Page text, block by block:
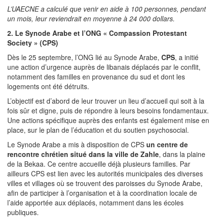
L’UAECNE a calculé que venir en aide à 100 personnes, pendant
un mois, leur reviendrait en moyenne à 24 000 dollars.
2. Le Synode Arabe et l’ONG « Compassion Protestant
Society » (CPS)
Dès le 25 septembre, l’ONG lié au Synode Arabe, CPS, a initié
une action d’urgence auprès de libanais déplacés par le conflit,
notamment des familles en provenance du sud et dont les
logements ont été détruits.
L’objectif est d’abord de leur trouver un lieu d’accueil qui soit à la
fois sûr et digne, puis de répondre à leurs besoins fondamentaux.
Une actions spécifique auprès des enfants est également mise en
place, sur le plan de l’éducation et du soutien psychosocial.
Le Synode Arabe a mis à disposition de CPS un centre de
rencontre chrétien situé dans la ville de Zahle, dans la plaine
de la Bekaa. Ce centre accueille déjà plusieurs familles. Par
ailleurs CPS est lien avec les autorités municipales des diverses
villes et villages où se trouvent des paroisses du Synode Arabe,
afin de participer à l’organisation et à la coordination locale de
l’aide apportée aux déplacés, notamment dans les écoles
publiques.